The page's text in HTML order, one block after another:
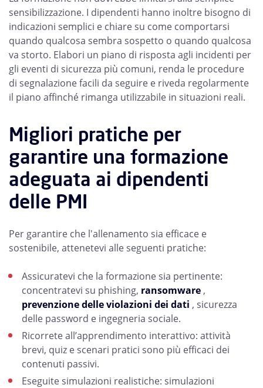
sensibilizzazione. I dipendenti hanno inoltre bisogno di
indicazioni semplici e chiare su come comportarsi
quando qualcosa sembra sospetto o quando qualcosa
va storto. Elabori un piano di risposta agli incidenti per
gli eventi di sicurezza più comuni, renda le procedure
di segnalazione facili da seguire e riveda regolarmente
il piano affinché rimanga utilizzabile in situazioni reali.
Migliori pratiche per
garantire una formazione
adeguata ai dipendenti
delle PMI
Per garantire che l'allenamento sia efficace e
sostenibile, attenetevi alle seguenti pratiche:
Assicuratevi che la formazione sia pertinente:
concentratevi su phishing, ransomware ,
prevenzione delle violazioni dei dati , sicurezza
delle password e ingegneria sociale.
Ricorrete all’apprendimento interattivo: attività
brevi, quiz e scenari pratici sono più efficaci dei
contenuti passivi.
Eseguite simulazioni realistiche: simulazioni